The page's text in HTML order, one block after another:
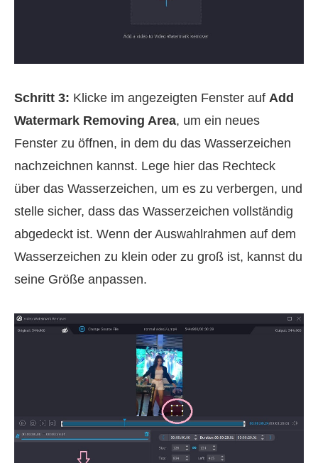
Schritt 3: Klicke im angezeigten Fenster auf Add
Watermark Removing Area, um ein neues
Fenster zu öffnen, in dem du das Wasserzeichen
nachzeichnen kannst. Lege hier das Rechteck
über das Wasserzeichen, um es zu verbergen, und
stelle sicher, dass das Wasserzeichen vollständig
abgedeckt ist. Wenn der Auswahlrahmen auf dem
Wasserzeichen zu klein oder zu groß ist, kannst du
seine Größe anpassen.